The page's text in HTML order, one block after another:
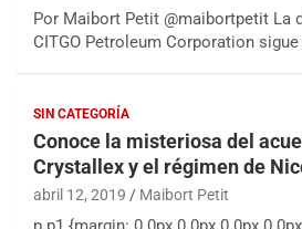
Por Maibort Petit @maibortpetit La
CITGO Petroleum Corporation
SIN CATEGORÍA
Conoce la misteriosa del
Crystallex y el régimen de
abril 12, 2019 Maibort Petit